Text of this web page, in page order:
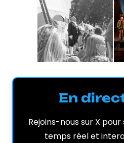
En
Rejoins-nous sur X
temps réel et